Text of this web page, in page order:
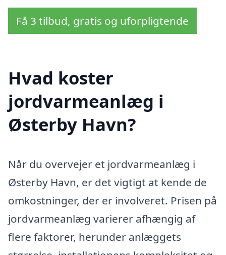
Få 3 tilbud, gratis og uforpligtende
Hvad koster
jordvarmeanlæg i
Østerby Havn?
Når du overvejer et jordvarmeanlæg i
Østerby Havn, er det vigtigt at kende de
omkostninger, der er involveret. Prisen på
jordvarmeanlæg varierer afhængig af
flere faktorer, herunder anlæggets